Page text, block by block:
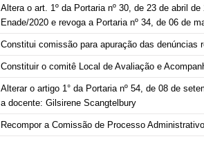
Altera o art. 1º da Portaria nº 30, de 23 de abril
Enade/2020 e revoga a Portaria nº 34, de 06 de
Constitui comissão para apuração das
Constituir o comitê Local de Avaliação e
Alterar o artigo 1° da Portaria nº 54, de 08 de
a docente: Gilsirene Scangtelbury
Recompor a Comissão de Processo